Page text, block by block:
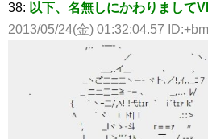
38: 以下、名無しにかわりまして
2013/05/24(金) 01:32:04.57